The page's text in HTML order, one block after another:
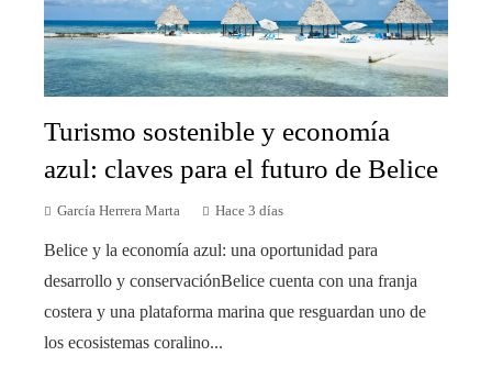
Turismo sostenible y economía
azul: claves para el futuro de Belice
García Herrera Marta Hace 3 días
Belice y la economía azul: una oportunidad para
desarrollo y conservaciónBelice cuenta con una franja
costera y una plataforma marina que resguardan uno de
los ecosistemas coralino...